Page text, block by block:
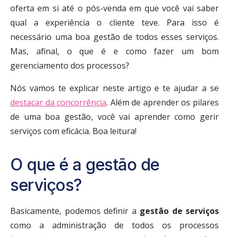
oferta em si até o pós-venda em que você vai saber
qual a experiência o cliente teve. Para isso é
necessário uma boa gestão de todos esses serviços.
Mas, afinal, o que é e como fazer um bom
gerenciamento dos processos?
Nós vamos te explicar neste artigo e te ajudar a se
destacar da concorrência. Além de aprender os pilares
de uma boa gestão, você vai aprender como gerir
serviços com eficácia. Boa leitura!
O que é a gestão de
serviços?
Basicamente, podemos definir a gestão de serviços
como a administração de todos os processos